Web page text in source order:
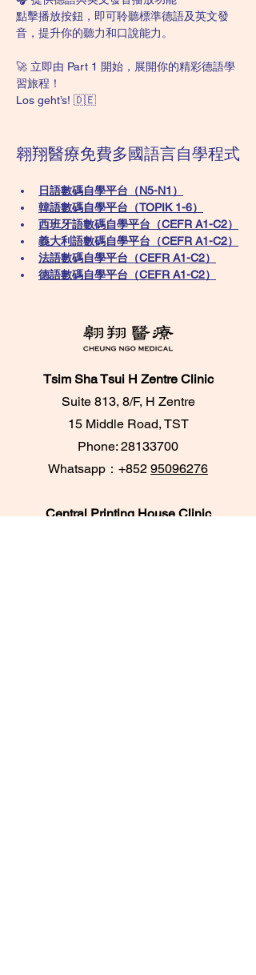
點擊播放按鈕，即可聆聽標準德語及英文發
音，提升你的聽力和口說能力。
🚀 立即由 Part 1 開始，展開你的精彩德語學
習旅程！
Los geht’s! 🇩🇪
翱翔醫療免費多國語言自學程式
日語數碼自學平台（N5-N1）
韓語數碼自學平台​（TOPIK 1-6）
西班牙語數碼自學平台（CEFR A1-C2）
義大利語數碼自學平台（CEFR A1-C2）
法語數碼自學平台（CEFR A1-C2）
德語數碼自學平台（CEFR A1-C2）
Tsim Sha Tsui H Zentre Clinic
Suite 813, 8/F, H Zentre
15 Middle Road, TST
Phone: 28133700
​Whatsapp：+852 95096276
Central Printing House Clinic